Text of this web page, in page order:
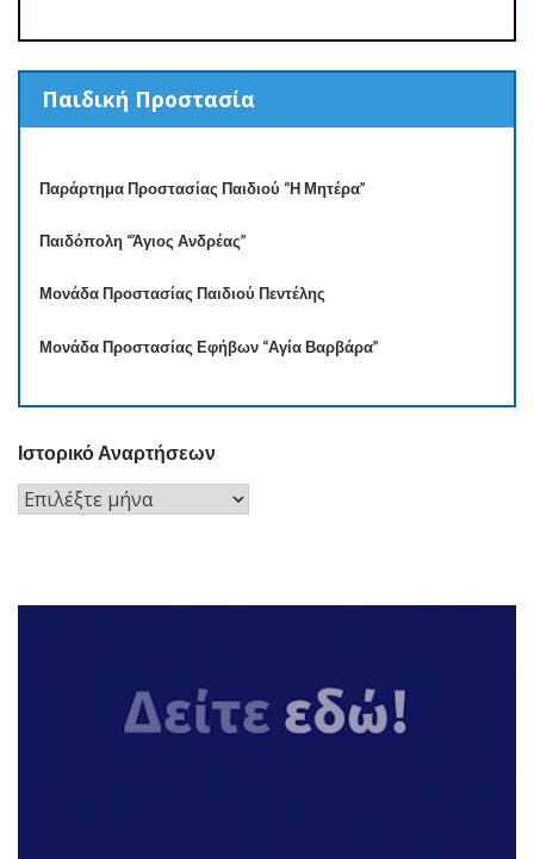
Παιδική Προστασία
Παράρτημα Προστασίας Παιδιού “Η Μητέρα”
Παιδόπολη “Άγιος Ανδρέας”
Μονάδα Προστασίας Παιδιού Πεντέλης
Μονάδα Προστασίας Εφήβων “Αγία Βαρβάρα”
Ιστορικό Αναρτήσεων
Ιστορικό